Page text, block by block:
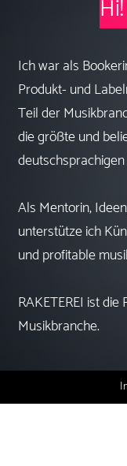
Ich war als
Produkt- und
Teil der
die größte und
Als Mentorin,
unterstütze ich
und profitable
RAKETEREI ist
Musikbranche.